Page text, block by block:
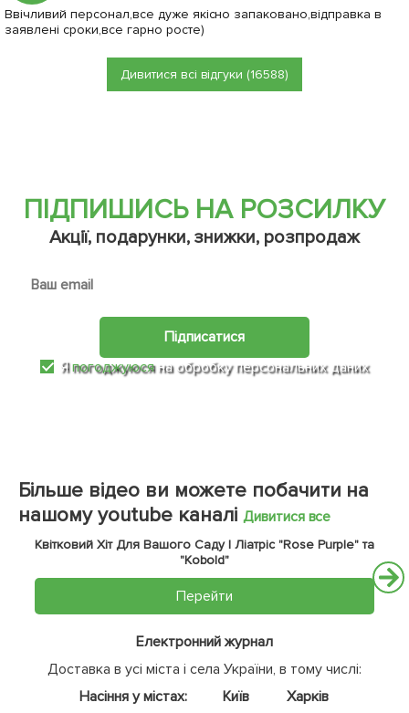
Ввічливий персонал,все дуже якісно запаковано,відправка в
заявлені сроки,все гарно росте)
Дивитися всі відгуки (16588)
ПІДПИШИСЬ НА РОЗСИЛКУ
Акції, подарунки, знижки, розпродаж
Підписатися
Япогоджуюся на обробку персональних даних
Більше відео ви можете побачити на
нашому youtube каналі Дивитися все
Квітковий Хіт Для Вашого Саду | Ліатріс "Rose Purple" та
"Kobold"
Перейти
Електронний журнал
Доставка в усі міста і села України, в тому числі:
Насіння у містах:
Київ
Харків